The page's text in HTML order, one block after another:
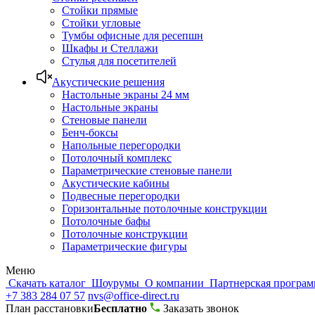
Стойки прямые
Стойки угловые
Тумбы офисные для ресепшн
Шкафы и Стеллажи
Стулья для посетителей
Акустические решения
Настольные экраны 24 мм
Настольные экраны
Стеновые панели
Бенч-боксы
Напольные перегородки
Потолочный комплекс
Параметрические стеновые панели
Акустические кабины
Подвесные перегородки
Горизонтальные потолочные конструкции
Потолочные бафы
Потолочные конструкции
Параметрические фигуры
Меню
Скачать каталог Шоурумы О компании Партнерская
+7 383 284 07 57 nvs@office-direct.ru
План расстановкиБесплатно
Заказать звонок